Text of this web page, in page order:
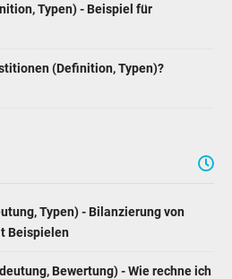
Typen) - Beispiel für
(Definition, Typen)?
Typen) - Bilanzierung von
Beispielen
Bewertung) - Wie rechne ich